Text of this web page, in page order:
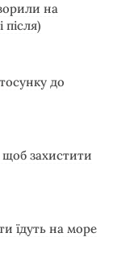
на
до
захистити
їдуть на море